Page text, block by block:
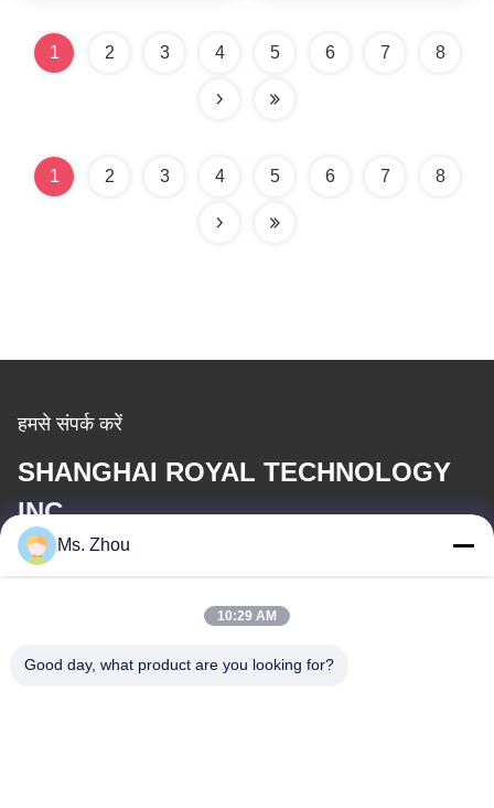
1 2 3 4 5 6 7 8
1 2 3 4 5 6 7 8
हमसे संपर्क करें
SHANGHAI ROYAL TECHNOLOGY
INC.
ईमेल
service@royaltec.com.cn
Ms. Zhou
10:29 AM
Good day, what product are you looking for?